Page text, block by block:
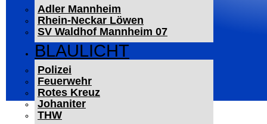
Adler Mannheim
Rhein-Neckar Löwen
SV Waldhof Mannheim 07
BLAULICHT
Polizei
Feuerwehr
Rotes Kreuz
Johaniter
THW